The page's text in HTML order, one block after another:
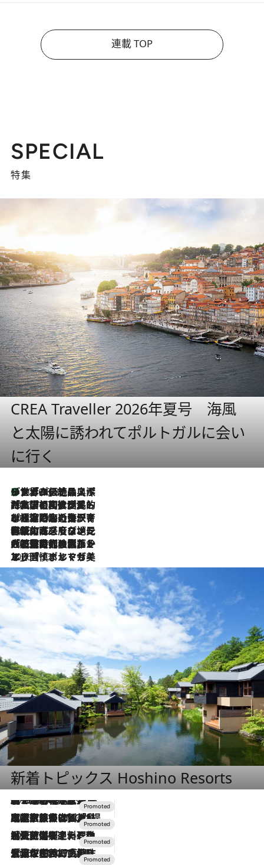
連載 TOP
SPECIAL
特集
CREA Traveller 2026年夏号 海風
と太陽に誘われてポルトガルに会い
に行く
2026.8.8
リスボンの絶品スイーツ「パステル・デ・ナタ」とは？ポルトガル伝統の奥深い世界へ
2026.7.27
「私の祖国はポルトガル語です」国民的詩人フェルナンド・ペソアと、彼が愛した文学の街を歩く
2026.7.26
ポルトガル近海が育む極上の海の幸。キリリと冷えた白ワインと愉しむ、シーフード専門店の贅沢
2026.7.22
伝統の味をモダンに昇華。高感度な地元客が集う、リスボンの最旬ガストロノミー
2026.7.21
大航海時代の栄華から、震災、独裁、そして革命へ。ポルトガル・首都リスボンの石畳に刻まれた「歴史の光と影」
2026.7.13
エッセイ・ヤマザキマリ「慎ましくも美しき国 ポルトガル」
新着トピックス Hoshino Resorts
2026.8.7
【トンボの足水浴】ヒノキの香りに包まれて涼感マックス！約13℃の湧水かけ流しを避暑地「星野温泉 トンボの湯」で体験
2026.7.31
【ホテル帰省】という選択肢をOMOが提案。家族とほどよい距離を保つには「昼は実家、夜は気兼ねなくホテルで！」
2026.7.24
【夏限定ディナーコース】旬を迎える稚鮎や花ズッキーニなどをイタリア・トスカーナの郷土料理の手法で満喫！
2026.7.17
「土佐和ハーブかき氷」がOMO7高知に登場！生姜、山椒、大葉など目にも舌にも涼を呼ぶ郷土の味